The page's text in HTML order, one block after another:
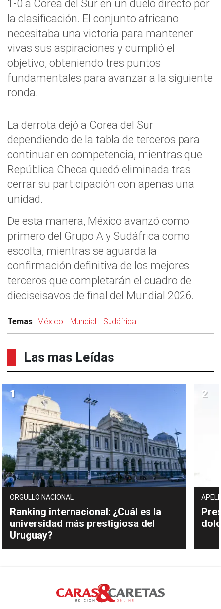
1-0 a Corea del Sur en un duelo directo por
la clasificación. El conjunto africano
necesitaba una victoria para mantener
vivas sus aspiraciones y cumplió el
objetivo, obteniendo tres puntos
fundamentales para avanzar a la siguiente
ronda.
La derrota dejó a Corea del Sur
dependiendo de la tabla de terceros para
continuar en competencia, mientras que
República Checa quedó eliminada tras
cerrar su participación con apenas una
unidad.
De esta manera, México avanzó como
primero del Grupo A y Sudáfrica como
escolta, mientras se aguarda la
confirmación definitiva de los mejores
terceros que completarán el cuadro de
dieciseisavos de final del Mundial 2026.
Temas México Mundial Sudáfrica
Las mas Leídas
ORGULLO NACIONAL
Ranking internacional: ¿Cuál es la
universidad más prestigiosa del
Uruguay?